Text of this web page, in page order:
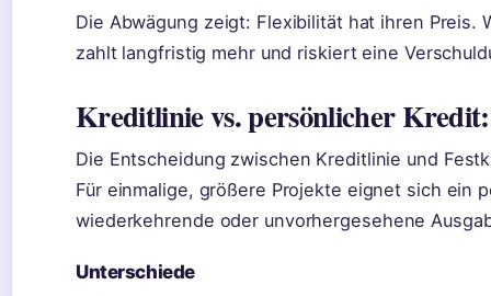
Die Abwägung zeigt: Flexibilität hat ihren Preis.
zahlt langfristig mehr und riskiert eine
Kreditlinie vs. persönlicher Kredit:
Die Entscheidung zwischen Kreditlinie und
Für einmalige, größere Projekte eignet sich ein
wiederkehrende oder unvorhergesehene
Unterschiede